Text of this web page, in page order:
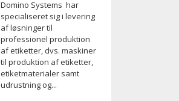
Domino Systems har
specialiseret sig i levering
af løsninger til
professionel produktion
af etiketter, dvs. maskiner
til produktion af etiketter,
etiketmaterialer samt
udrustning og...